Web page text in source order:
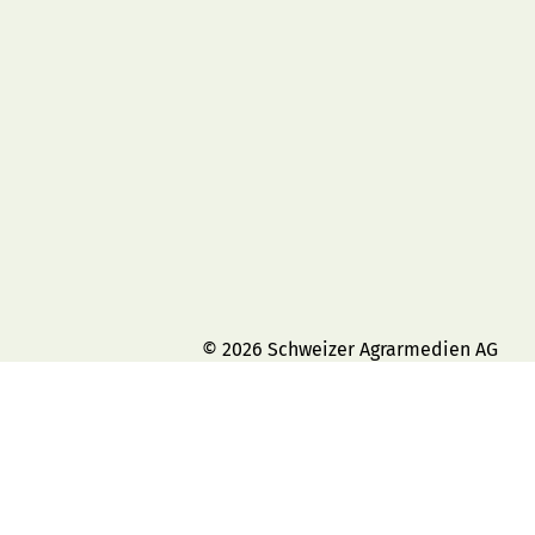
© 2026 Schweizer Agrarmedien AG